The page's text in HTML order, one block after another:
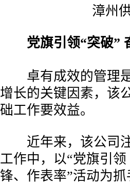
漳州供
党旗引领“突破”
卓有成效的管理是
增长的关键因素，该
础工作要效益。
近年来，该公司注
工作中，以“党旗引
锋、作表率”活动为